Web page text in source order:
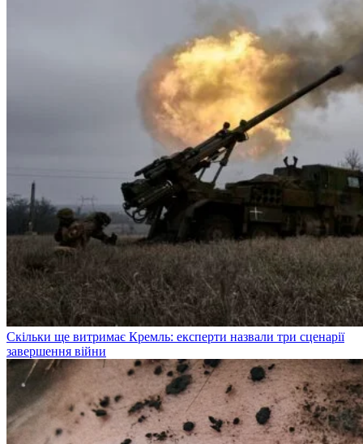
Скільки ще витримає Кремль: експерти назвали три сценарії
завершення війни